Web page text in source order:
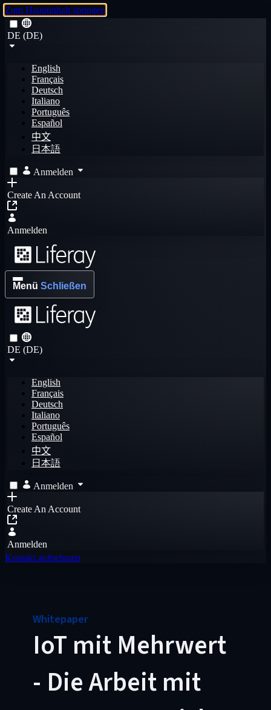
Zum Hauptinhalt springen
DE (DE)
English
Français
Deutsch
Italiano
Português
Español
中文
日本語
Anmelden
Create An Account
Anmelden
Menü Schließen
DE (DE)
English
Français
Deutsch
Italiano
Português
Español
中文
日本語
Anmelden
Create An Account
Anmelden
Kontakt aufnehmen
Whitepaper
IoT mit Mehrwert
- Die Arbeit mit